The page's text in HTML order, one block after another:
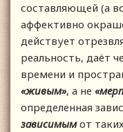
составляющей (а
аффективно
действует
реальность, даёт
времени и
«живым», а не
определенная
зависимымот